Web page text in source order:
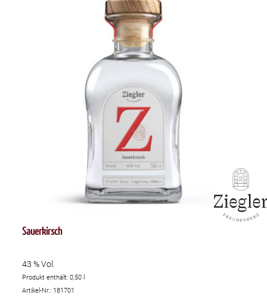
Sauerkirsch
43 % Vol.
Produkt enthält: 0,50
Artikel-Nr.: 181701